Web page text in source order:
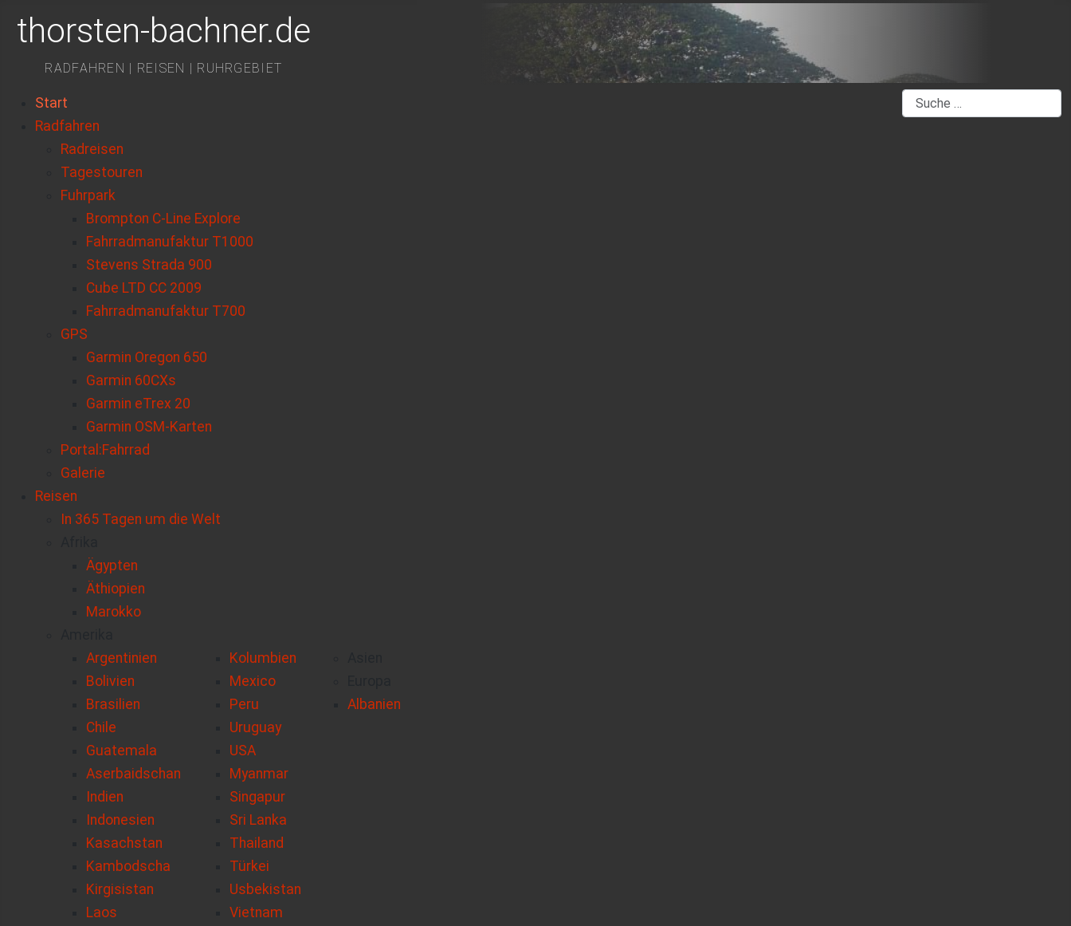
thorsten-bachner.de
RADFAHREN | REISEN | RUHRGEBIET
Start
Radfahren
Radreisen
Tagestouren
Fuhrpark
Brompton C-Line Explore
Fahrradmanufaktur T1000
Stevens Strada 900
Cube LTD CC 2009
Fahrradmanufaktur T700
GPS
Garmin Oregon 650
Garmin 60CXs
Garmin eTrex 20
Garmin OSM-Karten
Portal:Fahrrad
Galerie
Reisen
In 365 Tagen um die Welt
Ägypten
Äthiopien
Marokko
Argentinien
Bolivien
Brasilien
Chile
Guatemala
Kolumbien
Mexico
Peru
Uruguay
USA
Aserbaidschan
Indien
Indonesien
Kasachstan
Kambodscha
Kirgisistan
Laos
Myanmar
Singapur
Sri Lanka
Thailand
Türkei
Usbekistan
Vietnam
Albanien
Suchen